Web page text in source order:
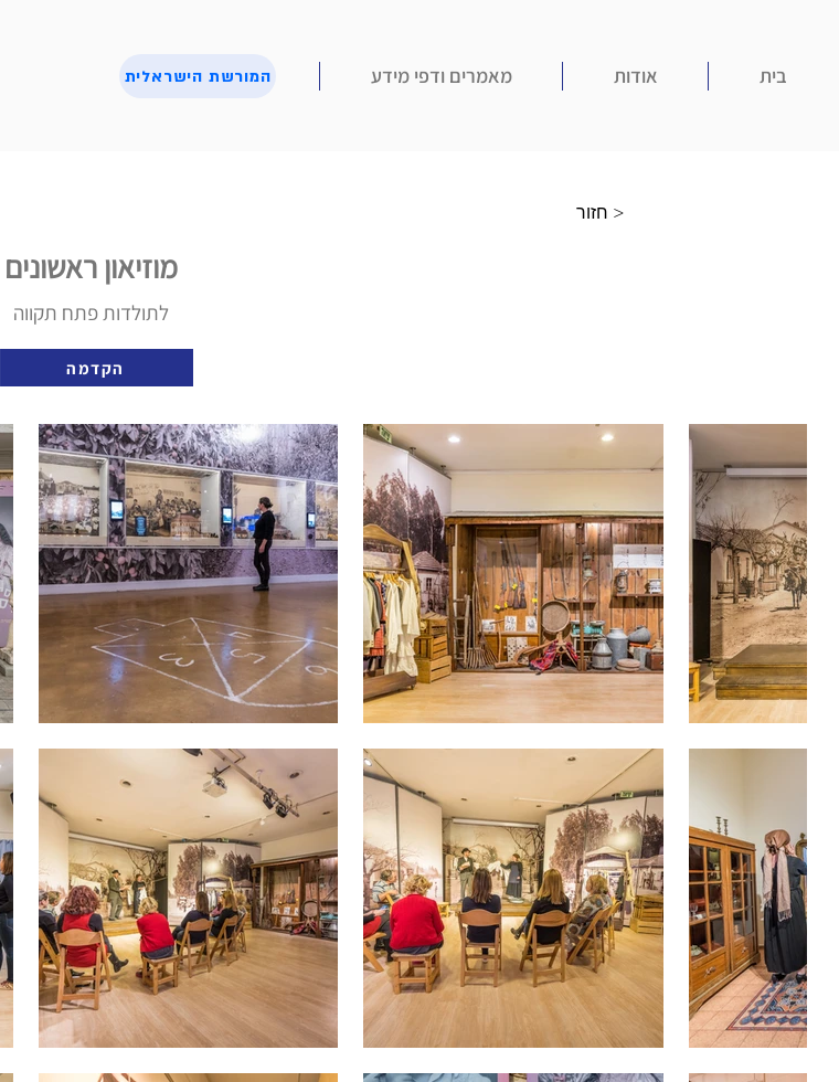
המורשת הישראלית בית אודות מאמרים ודפי מידע
חזור >
מוזיאון ראשונים
לתולדות פתח תקווה
הקדמה